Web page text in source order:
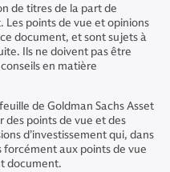
de titres de la part de
Les points de vue et opinions
document, et sont sujets à
Ils ne doivent pas être
en matière
de Goldman Sachs Asset
des points de vue et des
d’investissement qui, dans
aux points de vue
document.